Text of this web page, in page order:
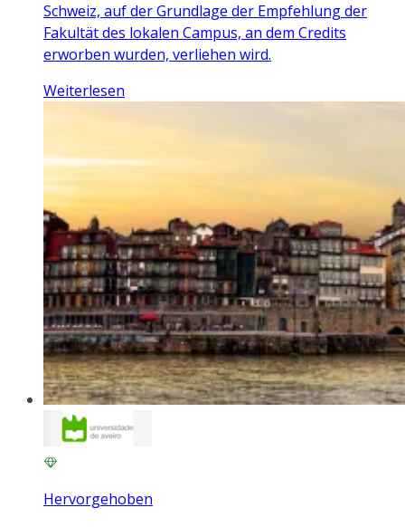
Schweiz, auf der Grundlage der Empfehlung der
Fakultät des lokalen Campus, an dem Credits
erworben wurden, verliehen wird.
Weiterlesen
Hervorgehoben